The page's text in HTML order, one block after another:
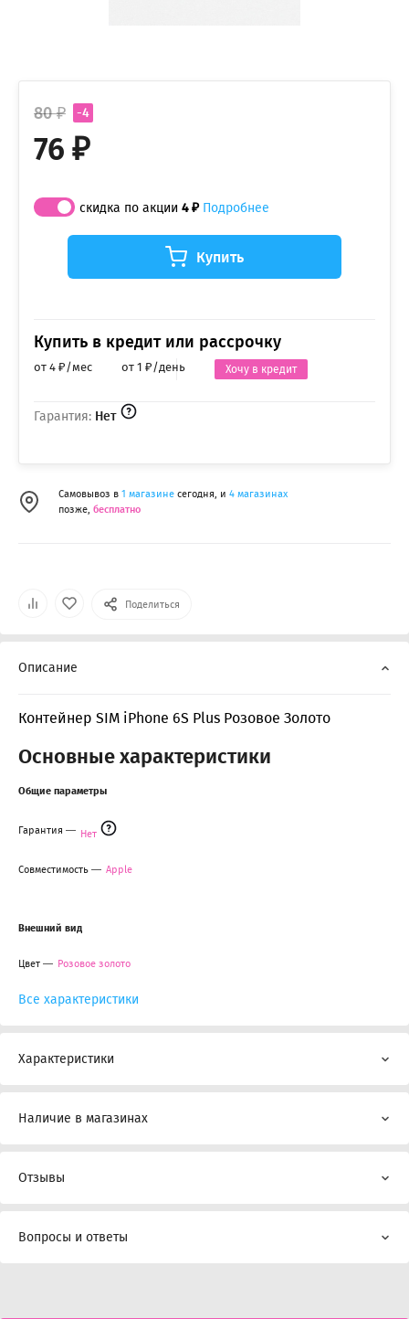
Поделиться
-4
80 ₽
76 ₽
Гарантия: Нет
скидка по акции 4 ₽ Подробнее
Купить
Купить в кредит или рассрочку
от 4 ₽/мес от 1 ₽/день Хочу в кредит
Самовывоз в 1 магазине сегодня, и 4 магазинах
позже, бесплатно
Описание
Контейнер SIM iPhone 6S Plus Розовое Золото
Основные характеристики
Общие параметры
Гарантия Нет
Совместимость Apple
Внешний вид
Цвет Розовое золото
Все характеристики
Характеристики
Наличие в магазинах
Отзывы
Вопросы и ответы